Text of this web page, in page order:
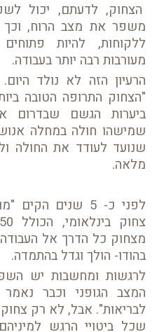
הצחוק, לדעתם, יכול
משפר את מצב הרוח, וכך
ללקוחות, להיות
מעורבות רבה יותר בעבודה.
הרעיון הזה לא נולד
"הצחוק התרופה הטובה
ביערות הגשם שבדרום
שמישהו חולה במחלה
שנועד לעודד את החולה
מלאה.
לפני כ- 5 שנים
מצחוק כל הדרך אל
בהודו- הולך וגדל בהתמדה.
לרגשות ומחשבות יש
המצב הגופני וכבר
לבריאות". אבל, לא רק
שכל ביטויי הרגש